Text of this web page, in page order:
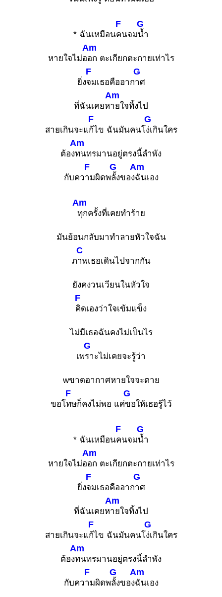
* ฉันเหมือน
F
คนจม
G
น้ำ
หายใจไม่อ
Am
อก ตะเกียกตะกายเท่าไร
ยิ่ง
F
จมเธอคืออาก
G
าศ
ที่ฉันเคยห
Am
ายใจทิ้งไป
สายเกินจะแ
F
ก้ไข ฉันมันคนโ
G
ง่เกินใคร
ต้อง
Am
ทนทรมานอยู่ตรงนี้ลำพัง
กับคว
F
ามผิดพ
G
ลั้งของ
Am
ฉันเอง
Am
ทุกครั้งที่เคยทำร้าย
มันย้อนกลับมาทำลายหัวใจฉัน
ภ
C
าพเธอเดินไปจากกัน
ยังคงวนเวียนในหัวใจ
F
คิดเองว่าใจเข้มแข็ง
ไม่มีเธอฉันคงไม่เป็นไร
เพ
G
ราะไม่เคยจะรู้ว่า
wขาดอากาศหายใจจะตาย
ขอโ
F
ทษก็คงไม่พอ แค่
G
ขอให้เธอรู้ไว้
* ฉันเหมือน
F
คนจม
G
น้ำ
หายใจไม่อ
Am
อก ตะเกียกตะกายเท่าไร
ยิ่ง
F
จมเธอคืออาก
G
าศ
ที่ฉันเคยห
Am
ายใจทิ้งไป
สายเกินจะแ
F
ก้ไข ฉันมันคนโ
G
ง่เกินใคร
ต้อง
Am
ทนทรมานอยู่ตรงนี้ลำพัง
กับคว
F
ามผิดพ
G
ลั้งของ
Am
ฉันเอง